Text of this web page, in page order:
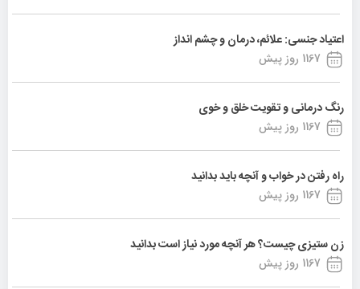
اعتیاد جنسی: علائم، درمان و چشم انداز
1167 روز پیش
رنگ درمانی و تقویت خلق و خوی
1167 روز پیش
راه رفتن در خواب و آنچه باید بدانید
1167 روز پیش
زن ستیزی چیست؟ هر آنچه مورد نیاز است بدانید
1167 روز پیش